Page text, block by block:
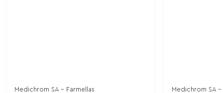
Medichrom SA - Farmellas Medichrom SA -